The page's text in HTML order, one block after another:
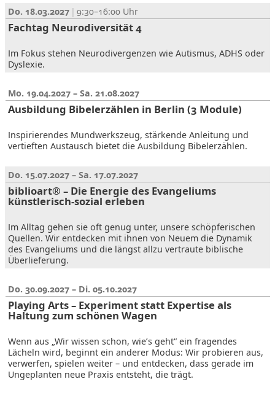
Do. 18.03.2027 9:30–16:00
Fachtag Neurodiversität 4
Im Fokus stehen Neurodivergenzen wie Autismus, ADHS oder
Dyslexie.
Mo. 19.04.2027 – Sa. 21.08.2027
Ausbildung Bibelerzählen in Berlin (3 Module)
Inspirierendes Mundwerkszeug, stärkende Anleitung und
vertieften Austausch bietet die Ausbildung Bibelerzählen.
Do. 15.07.2027 – Sa. 17.07.2027
biblioart® – Die Energie des Evangeliums
künstlerisch-sozial erleben
Im Alltag gehen sie oft genug unter, unsere schöpferischen
Quellen. Wir entdecken mit ihnen von Neuem die Dynamik
des Evangeliums und die längst allzu vertraute biblische
Überlieferung.
Do. 30.09.2027 – Di. 05.10.2027
Playing Arts – Experiment statt Expertise als
Haltung zum schönen Wagen
Wenn aus „Wir wissen schon, wie’s geht“ ein fragendes
Lächeln wird, beginnt ein anderer Modus: Wir probieren aus,
verwerfen, spielen weiter – und entdecken, dass gerade im
Ungeplanten neue Praxis entsteht, die trägt.